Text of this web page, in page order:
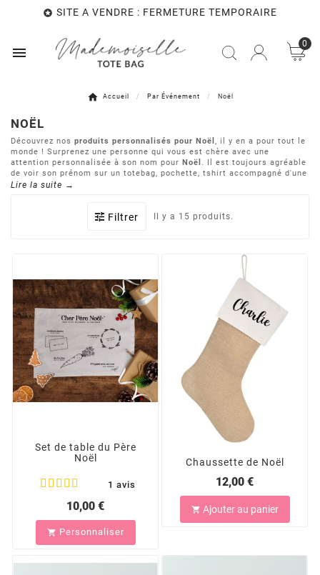
 SITE A VENDRE : FERMETURE TEMPORAIRE

0
Accueil Par Événement Noël
NOËL
Découvrez nos produits personnalisés pour Noël , il y en a pour tout le
monde ! Surprenez une personne qui vous est chère avec une
attention personnalisée à son nom pour Noël . Il est toujours agréable
de voir son prénom sur un totebag, pochette, tshirt accompagné d'une
douce phrase qui en dit long.
destinataire, type de produit etc ...).
Lire la suite →
Filtrer Il y a 15 produits.
Set de table du Père
Noël
1 avis
10,00 €
 Personnaliser
Chaussette de Noël
12,00 €
 Ajouter au panier